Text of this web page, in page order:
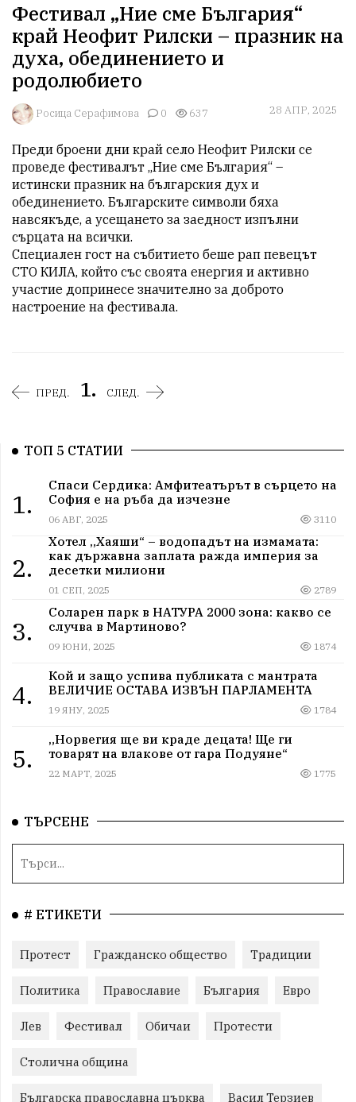
Фестивал „Ние сме България“
край Неофит Рилски – празник на
духа, обединението и
родолюбието
Росица Серафимова 0 637 28 АПР, 2025
Преди броени дни край село Неофит Рилски се
проведе фестивалът „Ние сме България“ –
истински празник на българския дух и
обединението. Българските символи бяха
навсякъде, а усещането за заедност изпълни
сърцата на всички.
Специален гост на събитието беше рап певецът
СТО КИЛА, който със своята енергия и активно
участие допринесе значително за доброто
ПРЕД. 1. СЛЕД.
ТОП 5 СТАТИИ
1.
Спаси Сердика: Амфитеатърът в сърцето на
София е на ръба да изчезне
06 АВГ, 2025 3110
2.
Хотел „Хаяши“ – водопадът на измамата:
как държавна заплата ражда империя за
десетки милиони
01 СЕП, 2025 2789
3.
Соларен парк в НАТУРА 2000 зона: какво се
случва в Мартиново?
09 ЮНИ, 2025 1874
4.
Кой и защо успива публиката с мантрата
ВЕЛИЧИЕ ОСТАВА ИЗВЪН ПАРЛАМЕНТА
19 ЯНУ, 2025 1784
5.
„Норвегия ще ви краде децата! Ще ги
товарят на влакове от гара Подуяне“
22 МАРТ, 2025 1775
ТЪРСЕНЕ
# ЕТИКЕТИ
Протест Гражданско общество Традиции
Политика Православие България Евро
Лев Фестивал Обичаи Протести
Столична община
Българска православна църква Васил Терзиев